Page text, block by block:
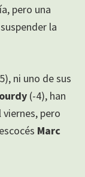
pero una
la
ni uno de sus
(-4), han
pero
Marc